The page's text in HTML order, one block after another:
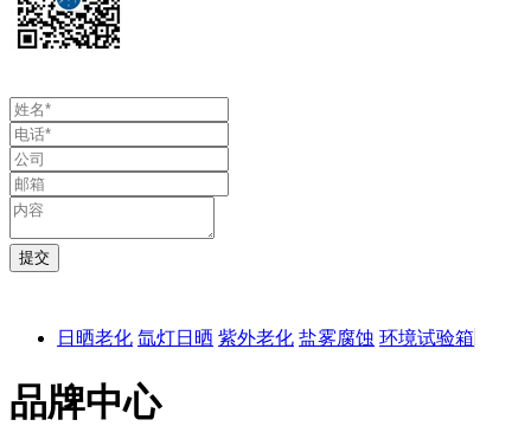
日晒老化 氙灯日晒 紫外老化 盐雾腐蚀 环境试验箱
品牌中心